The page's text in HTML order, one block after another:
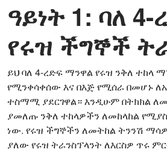
ዓይነት 1: ባለ
የሩዝ ችግኞች
ይህ ባለ 4-ረድፍ ማንዋል የሩዝ ንቅለ ተከላ
የሚንቀሳቀሰው እና በእጅ የሚሰራ በመሆኑ
ተስማሚ ያደርገዋል። እንዲሁም በትክክል
ያመለጡ ንቅለ ተከላዎችን ለመከላከል
ነው. የሩዝ ችግኞችን ለመትከል ትንንሽ
ያለው የሩዝ ትራንስፕላንት ለእርስዎ ጥሩ